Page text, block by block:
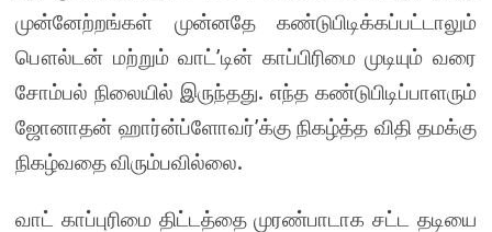
முன்னேற்றங்கள் முன்னதே கண்டுபிடிக்கப்பட்டாலும்
பௌல்டன் மற்றும் வாட்’டின் காப்பிரிமை முடியும் வரை
சோம்பல் நிலையில் இருந்தது. எந்த கண்டுபிடிப்பாளரும்
ஜோனாதன் ஹார்ன்ப்ளோவர்’க்கு நிகழ்த்த விதி தமக்கு
நிகழ்வதை விரும்பவில்லை.
வாட் காப்புரிமை திட்டத்தை முரண்பாடாக சட்ட தடியை